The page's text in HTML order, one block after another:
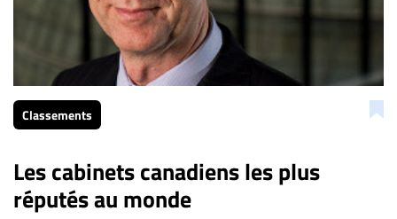
Classements
Les cabinets canadiens les plus
réputés au monde